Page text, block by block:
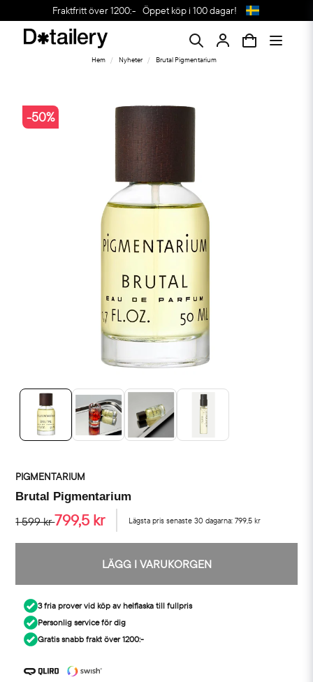
Fraktfritt över 1200:- Öppet köp i 100 dagar!
Hem Nyheter Brutal Pigmentarium
-50%
PIGMENTARIUM
Brutal Pigmentarium
1 599 kr799,5 kr Lägsta pris senaste 30 dagarna:799,5 kr
LÄGG I VARUKORGEN
3 fria prover vid köp av helflaska till fullpris
Personlig service för dig
Gratis snabb frakt över 1200:-